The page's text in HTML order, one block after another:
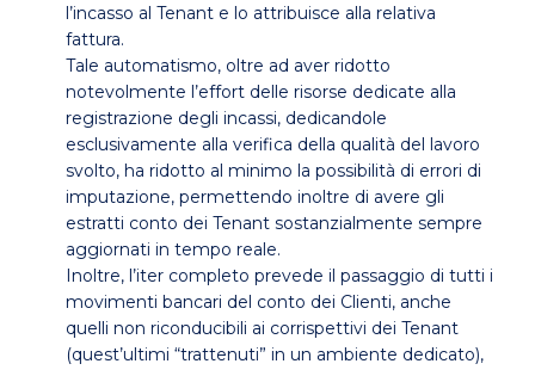
l’incasso al Tenant e lo attribuisce alla relativa
fattura.
Tale automatismo, oltre ad aver ridotto
notevolmente l’effort delle risorse dedicate alla
registrazione degli incassi, dedicandole
esclusivamente alla verifica della qualità del lavoro
svolto, ha ridotto al minimo la possibilità di errori di
imputazione, permettendo inoltre di avere gli
estratti conto dei Tenant sostanzialmente sempre
aggiornati in tempo reale.
Inoltre, l’iter completo prevede il passaggio di tutti i
movimenti bancari del conto dei Clienti, anche
quelli non riconducibili ai corrispettivi dei Tenant
(quest’ultimi “trattenuti” in un ambiente dedicato),